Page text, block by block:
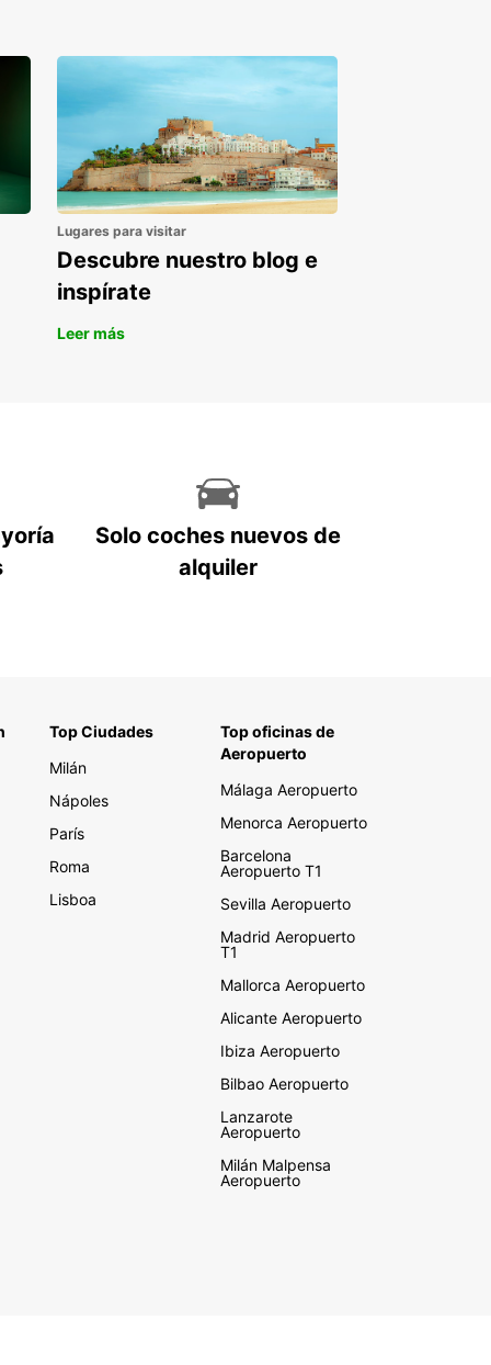
Lugares para visitar
Descubre nuestro blog e
inspírate
Leer más
Solo coches nuevos de
alquiler
Top Ciudades
Milán
Nápoles
París
Roma
Lisboa
Top oficinas de
Aeropuerto
Málaga Aeropuerto
Menorca Aeropuerto
Barcelona
Aeropuerto T1
Sevilla Aeropuerto
Madrid Aeropuerto
T1
Mallorca Aeropuerto
Alicante Aeropuerto
Ibiza Aeropuerto
Bilbao Aeropuerto
Lanzarote
Aeropuerto
Milán Malpensa
Aeropuerto